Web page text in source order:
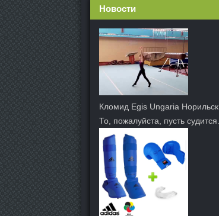
Новости
Кломид Egis Ungaria Норильск
То, пожалуйста, пусть судится.